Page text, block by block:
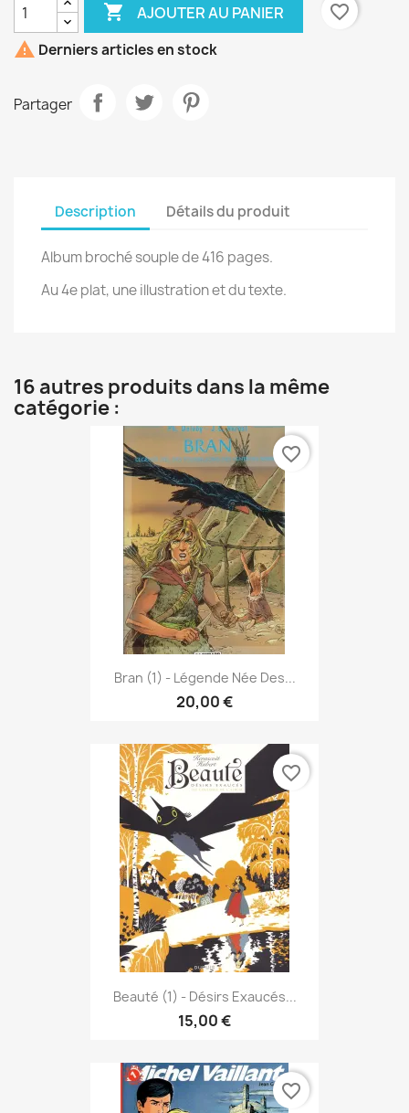
 AJOUTER AU PANIER
favorite_border
 Derniers articles en stock
Partager
Description Détails du produit
Album broché souple de 416 pages.
Au 4e plat, une illustration et du texte.
16 autres produits dans la même
catégorie :
Bran (1) - Légende Née Des...
20,00 €
favorite_border
Beauté (1) - Désirs Exaucés...
15,00 €
favorite_border
favorite_border